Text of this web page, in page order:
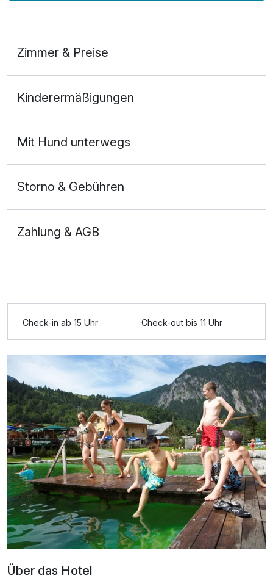
Zimmer & Preise
2 Erwachsene und 2 Kinder
Kinderermäßigungen
Mit Hund unterwegs
Storno & Gebühren
Zahlung & AGB
Check-in ab 15 Uhr Check-out bis 11 Uhr
Über das Hotel